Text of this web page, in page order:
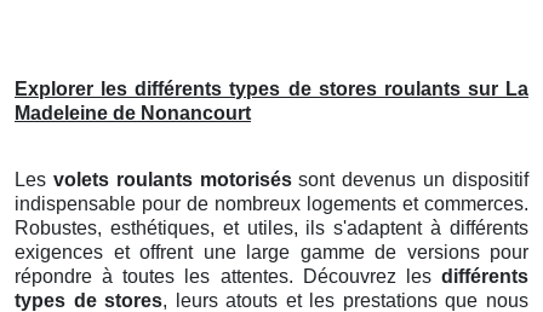
Explorer les différents types de stores roulants sur La
Madeleine de Nonancourt
Les volets roulants motoriséssont devenus un dispositif
indispensable pour de nombreux logements et commerces.
Robustes, esthétiques, et utiles, ils s'adaptent à différents
exigences et offrent une large gamme de versions pour
répondre à toutes les attentes. Découvrez les différents
types de stores, leurs atouts et les prestations que nous